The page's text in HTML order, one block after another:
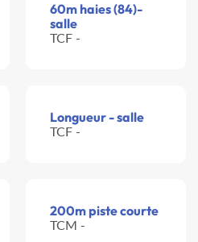
60m haies (84)-
salle
TCF -
Longueur - salle
TCF -
200m piste courte
TCM -